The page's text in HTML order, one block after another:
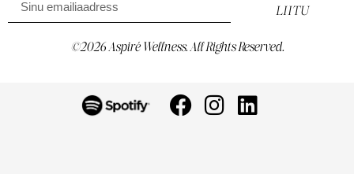
LIITU
©2026 Aspiré Wellness. All Rights Reserved.